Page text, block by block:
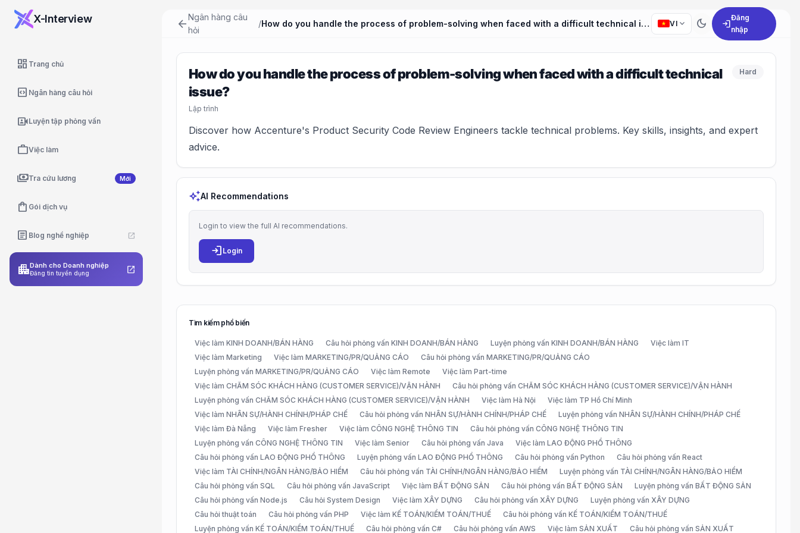
X-Interview
dashboard Trang chủ
code_blocks Ngân hàng câu hỏi
video_camera_frontLuyện tập phỏng vấn
workViệc làm
paymentsTra cứu lương Mới
shopping_bag Gói dịch vụ
article Blog nghề nghiệp open_in_new
apartmentDành cho Doanh nghiệp
Đăng tin tuyển dụng open_in_new
arrow_backNgân hàng câu
hỏi
/ How do you handle the process of problem-solving when faced with a difficult technical issue? VIexpand_more dark_mode login
Đăng
nhập
How do you handle the process of problem-solving when faced with a difficult technical
issue?
Lập trình
Hard
Discover how Accenture's Product Security Code Review Engineers tackle technical problems. Key skills, insights, and expert
advice.
auto_awesomeAI Recommendations
Login to view the full AI recommendations.
login Login
Tìm kiếm phổ biến
Việc làm KINH DOANH/BÁN HÀNG Câu hỏi phỏng vấn KINH DOANH/BÁN HÀNG Luyện phỏng vấn KINH DOANH/BÁN HÀNG
Việc làm IT
Việc làm Marketing
Việc làm MARKETING/PR/QUẢNG CÁO
Câu hỏi phỏng vấn MARKETING/PR/QUẢNG CÁO
Luyện phỏng vấn MARKETING/PR/QUẢNG CÁO
Việc làm Remote
Việc làm Part-time
Việc làm CHĂM SÓC KHÁCH HÀNG (CUSTOMER SERVICE)/VẬN HÀNH
Câu hỏi phỏng vấn CHĂM SÓC KHÁCH HÀNG (CUSTOMER SERVICE)/VẬN HÀNH
Luyện phỏng vấn CHĂM SÓC KHÁCH HÀNG (CUSTOMER SERVICE)/VẬN HÀNH
Việc làm Hà Nội
Việc làm TP Hồ Chí Minh
Việc làm NHÂN SỰ/HÀNH CHÍNH/PHÁP CHẾ
Câu hỏi phỏng vấn NHÂN SỰ/HÀNH CHÍNH/PHÁP CHẾ
Luyện phỏng vấn NHÂN SỰ/HÀNH CHÍNH/PHÁP CHẾ
Việc làm Đà Nẵng
Việc làm Fresher Việc làm CÔNG NGHỆ THÔNG TIN
Câu hỏi phỏng vấn CÔNG NGHỆ THÔNG TIN
Luyện phỏng vấn CÔNG NGHỆ THÔNG TIN
Việc làm Senior Câu hỏi phỏng vấn Java
Việc làm LAO ĐỘNG PHỔ THÔNG
Câu hỏi phỏng vấn LAO ĐỘNG PHỔ THÔNG
Luyện phỏng vấn LAO ĐỘNG PHỔ THÔNG Câu hỏi phỏng vấn Python
Câu hỏi phỏng vấn React
Việc làm TÀI CHÍNH/NGÂN HÀNG/BẢO HIỂM
Câu hỏi phỏng vấn TÀI CHÍNH/NGÂN HÀNG/BẢO HIỂM
Luyện phỏng vấn TÀI CHÍNH/NGÂN HÀNG/BẢO HIỂM
Câu hỏi phỏng vấn SQL
Câu hỏi phỏng vấn JavaScript Việc làm BẤT ĐỘNG SẢN Câu hỏi phỏng vấn BẤT ĐỘNG SẢN
Luyện phỏng vấn BẤT ĐỘNG SẢN
Câu hỏi phỏng vấn Node.js
Câu hỏi System Design Việc làm XÂY DỰNG Câu hỏi phỏng vấn XÂY DỰNG
Luyện phỏng vấn XÂY DỰNG
Câu hỏi thuật toán
Câu hỏi phỏng vấn PHP Việc làm KẾ TOÁN/KIỂM TOÁN/THUẾ
Câu hỏi phỏng vấn KẾ TOÁN/KIỂM TOÁN/THUẾ
Luyện phỏng vấn KẾ TOÁN/KIỂM TOÁN/THUẾ
Câu hỏi phỏng vấn C# Câu hỏi phỏng vấn AWS Việc làm SẢN XUẤT Câu hỏi phỏng vấn SẢN XUẤT